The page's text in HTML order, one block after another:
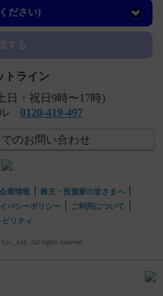
量について教えてください。
ださい)
トライン
・祝日9時〜17時)
ル 0120-419-497
のお問い合わせ
企業情報
株主・投資家の皆さまへ
バシーポリシー
ご利用について
ビリティ
Ltd. All rights reserved.